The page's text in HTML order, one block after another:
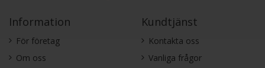
Information
För företag
Om oss
Kundtjänst
Kontakta oss
Vanliga frågor